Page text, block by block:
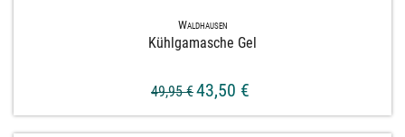
Waldhausen
Kühlgamasche Gel
49,95 €43,50 €